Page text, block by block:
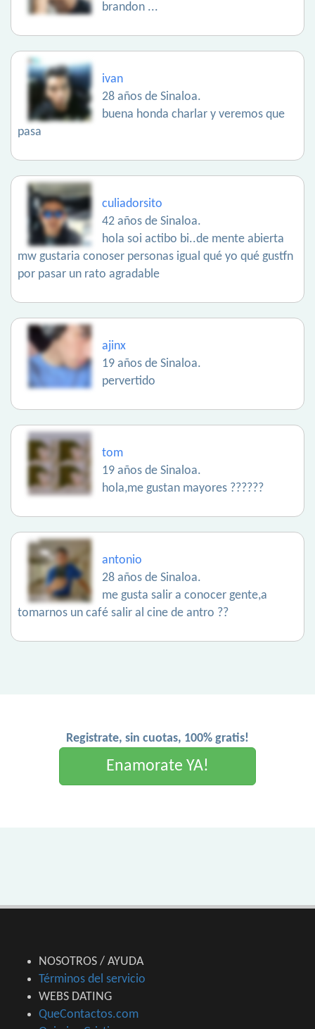
brandon ...
ivan
28 años de Sinaloa.
buena honda charlar y veremos que
pasa
culiadorsito
42 años de Sinaloa.
hola soi actibo bi..de mente abierta
mw gustaria conoser personas igual qué yo qué gustfn
por pasar un rato agradable
ajinx
19 años de Sinaloa.
pervertido
tom
19 años de Sinaloa.
hola,me gustan mayores ??????
antonio
28 años de Sinaloa.
me gusta salir a conocer gente,a
tomarnos un café salir al cine de antro ??
Registrate, sin cuotas, 100% gratis!
Enamorate YA!
NOSOTROS / AYUDA
Términos del servicio
WEBS DATING
QueContactos.com